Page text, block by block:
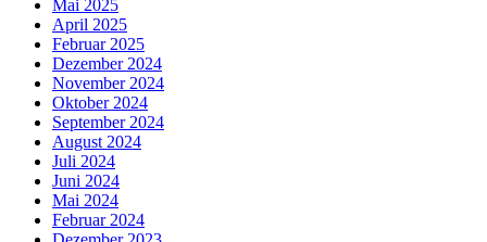
Mai 2025
April 2025
Februar 2025
Dezember 2024
November 2024
Oktober 2024
September 2024
August 2024
Juli 2024
Juni 2024
Mai 2024
Februar 2024